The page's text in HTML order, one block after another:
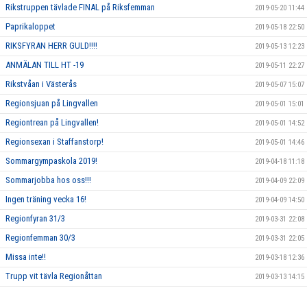
Rikstruppen tävlade FINAL på Riksfemman 2019-05-20 11:44
Paprikaloppet 2019-05-18 22:50
RIKSFYRAN HERR GULD!!!! 2019-05-13 12:23
ANMÄLAN TILL HT -19 2019-05-11 22:27
Rikstvåan i Västerås 2019-05-07 15:07
Regionsjuan på Lingvallen 2019-05-01 15:01
Regiontrean på Lingvallen! 2019-05-01 14:52
Regionsexan i Staffanstorp! 2019-05-01 14:46
Sommargympaskola 2019! 2019-04-18 11:18
Sommarjobba hos oss!!! 2019-04-09 22:09
Ingen träning vecka 16! 2019-04-09 14:50
Regionfyran 31/3 2019-03-31 22:08
Regionfemman 30/3 2019-03-31 22:05
Missa inte!! 2019-03-18 12:36
Trupp vit tävla Regionåttan 2019-03-13 14:15